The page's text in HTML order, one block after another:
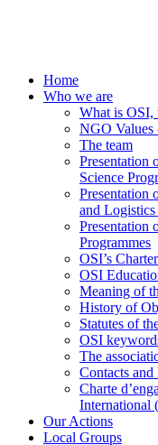
Home
Who we are
What is OSI,
NGO Values
The team
Presentation
Science
Presentation
and Logistics
Presentation
Programmes
OSI’s
OSI
Meaning of
History of
Statutes of
OSI
The
Contacts and
Charte
International
Our Actions
Local Groups